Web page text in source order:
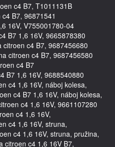
c4 B7, T1011131B
B7, 96871541
16V, V755001780-04
B7 1,6 16V, 9665878380
c4 B7, 9687456680
citroen c4 B7, 9687456580
c4 B7
B7 1,6 16V, 9688540880
c4 1,6 16V, náboj kolesa,
c4 B7 1,6 16V, náboj kolesa,
c4 1,6 16V, 9661107280
c4 1,6 16V,
c4 1,6 16V, struna,
c4 1,6 16V, struna, pružina,
citroen c4 1,6 16V B7,